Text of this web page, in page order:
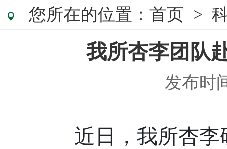
您所在的位置： 首页 >
我所杏李团队
发布时
近日，我所杏